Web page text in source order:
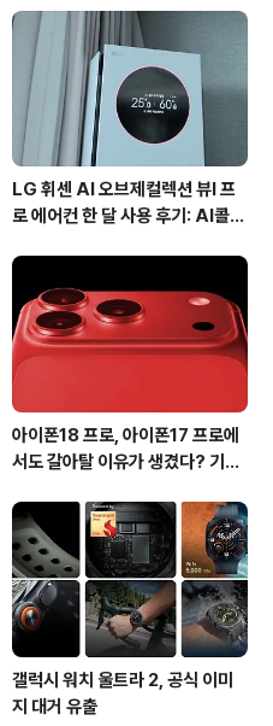
니다. OS는 안
스크림 샌드
. 출시는 SK텔
LG 휘센 AI 오브제컬렉션 뷰I 프
로 에어컨 한 달 사용 후기: AI콜드
아이폰18 프로, 아이폰17 프로에
서도 갈아탈 이유가 생겼다? 기대
갤럭시 워치 울트라 2, 공식 이미
지 대거 유출